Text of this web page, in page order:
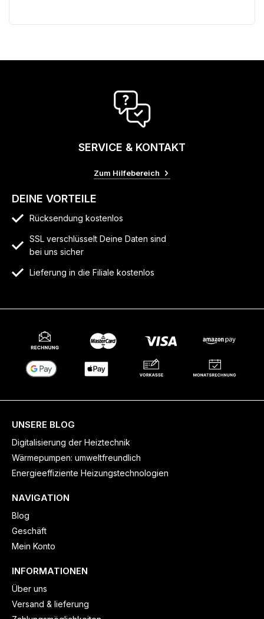
SERVICE & KONTAKT
Zum Hilfebereich
DEINE VORTEILE
Rücksendung kostenlos
SSL verschlüsselt Deine Daten sind
bei uns sicher
Lieferung in die Filiale kostenlos
UNSERE BLOG
Digitalisierung der Heiztechnik
Wärmepumpen: umweltfreundlich
Energieeffiziente Heizungstechnologien
NAVIGATION
Blog
Geschäft
Mein Konto
INFORMATIONEN
Über uns
Versand & lieferung